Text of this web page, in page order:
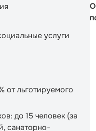
услуги
от льготируемого
до 15 человек (за
санаторно-